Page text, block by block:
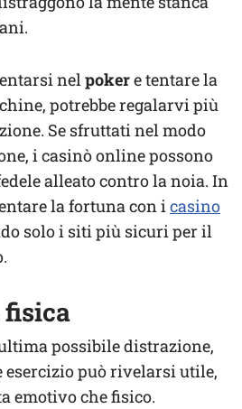
nelpokere tentare la
potrebbe regalarvi più
Se sfruttati nel modo
i casinò online possono
alleato contro la noia. In
la fortuna con icasino
solo i siti più sicuri per il
possibile distrazione,
esercizio può rivelarsi utile,
emotivo che fisico.